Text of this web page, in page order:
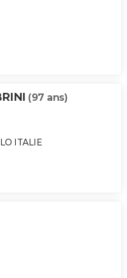
(97 ans)
ITALIE